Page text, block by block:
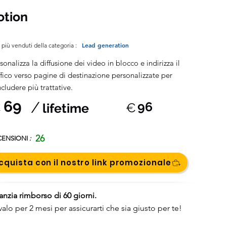
più venduti della categoria : Lead generation
la diffusione dei video in blocco e indirizza il
verso pagine di destinazione personalizzate per
più trattative.
69 / lifetime
: 26
96
€
con il nostro link promozionale
rimborso di 60 giorni.
per 2 mesi per assicurarti che sia giusto per te!